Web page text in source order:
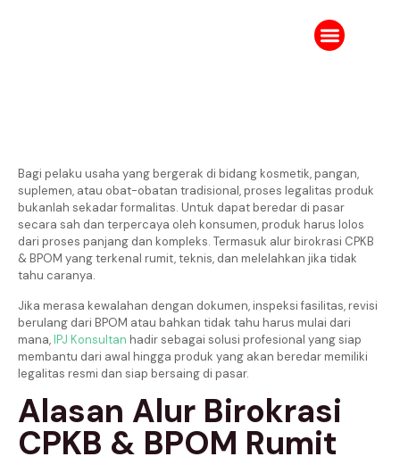
Bagi pelaku usaha yang bergerak di bidang kosmetik, pangan,
suplemen, atau obat-obatan tradisional, proses legalitas produk
bukanlah sekadar formalitas. Untuk dapat beredar di pasar
secara sah dan terpercaya oleh konsumen, produk harus lolos
dari proses panjang dan kompleks. Termasuk alur birokrasi CPKB
& BPOM yang terkenal rumit, teknis, dan melelahkan jika tidak
tahu caranya.
Jika merasa kewalahan dengan dokumen, inspeksi fasilitas, revisi
berulang dari BPOM atau bahkan tidak tahu harus mulai dari
mana,IPJ Konsultan hadir sebagai solusi profesional yang siap
membantu dari awal hingga produk yang akan beredar memiliki
legalitas resmi dan siap bersaing di pasar.
Alasan Alur Birokrasi
CPKB & BPOM Rumit